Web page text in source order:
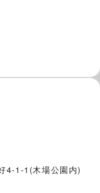
4-1-1(木場公園内)